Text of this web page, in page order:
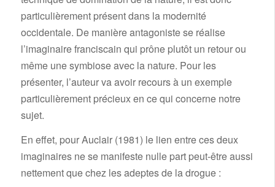
particulièrement présent dans la modernité
occidentale. De manière antagoniste se réalise
l’imaginaire franciscain qui prône plutôt un retour ou
même une symbiose avec la nature. Pour les
présenter, l’auteur va avoir recours à un exemple
particulièrement précieux en ce qui concerne notre
sujet.
En effet, pour Auclair (1981) le lien entre ces deux
imaginaires ne se manifeste nulle part peut-être aussi
nettement que chez les adeptes de la drogue :